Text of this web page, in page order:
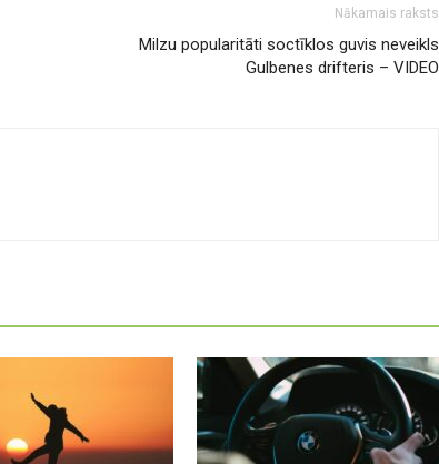
Nākamais raksts
Milzu popularitāti soctīklos guvis neveikls
Gulbenes drifteris – VIDEO